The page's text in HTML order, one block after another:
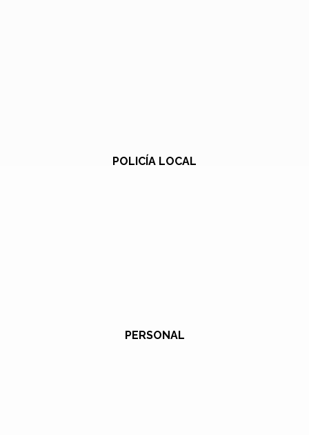
POLICÍA LOCAL
PERSONAL